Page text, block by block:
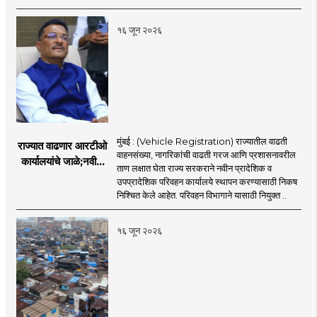
१६ जून २०२६
राज्यात वाढणार आरटीओ
कार्यालयांचे जाळे;नवीन
मुंबई : (Vehicle Registration) राज्यातील वाढती
वाहनसंख्या, नागरिकांची वाढती गरज आणि प्रशासनावरील
ताण लक्षात घेता राज्य सरकराने नवीन प्रादेशिक व
उपप्रादेशिक परिवहन कार्यालये स्थापन करण्यासाठी निकष
निश्चित केले आहेत. परिवहन विभागाने यासाठी नियुक्त ..
१६ जून २०२६